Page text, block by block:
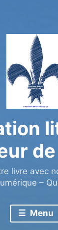
livre avec
–
Menu